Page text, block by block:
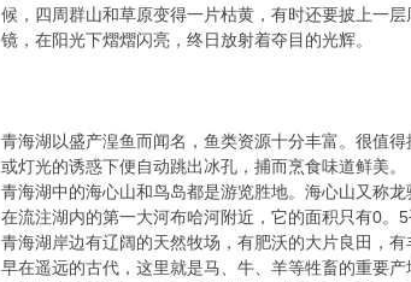
候，四周群山和草原变得一片枯黄，有时还要披上一
镜，在阳光下熠熠闪亮，终日放射着夺目的光辉。
青海湖以盛产湟鱼而闻名，鱼类资源十分丰富。很值
或灯光的诱惑下便自动跳出冰孔，捕而烹食味道鲜美。
青海湖中的海心山和鸟岛都是游览胜地。海心山又称
在流注湖内的第一大河布哈河附近，它的面积只有0。
青海湖岸边有辽阔的天然牧场，有肥沃的大片良田，
早在遥远的古代，这里就是马、牛、羊等牲畜的重要